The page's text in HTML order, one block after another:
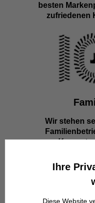
besten
zufriedenen
Wir stehen
Ihre
Diese Website